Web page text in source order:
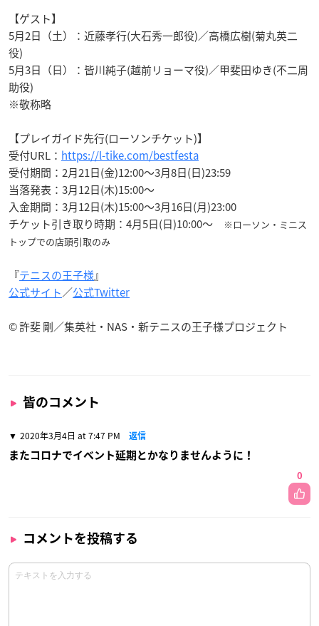
【ゲスト】
5月2日（土）：近藤孝行(大石秀一郎役)／高橋広樹(菊丸英二
役)
5月3日（日）：皆川純子(越前リョーマ役)／甲斐田ゆき(不二周
助役)
※敬称略
【プレイガイド先行(ローソンチケット)】
受付URL： https://l-tike.com/bestfesta
受付期間：2月21日(金)12:00～3月8日(日)23:59
当落発表：3月12日(木)15:00～
入金期間：3月12日(木)15:00～3月16日(月)23:00
チケット引き取り時期：4月5日(日)10:00～
※ローソン・ミニス
トップでの店頭引取のみ
『テニスの王子様』
公式サイト／公式Twitter
© 許斐 剛／集英社・NAS・新テニスの王子様プロジェクト
皆のコメント
2020年3月4日 at 7:47 PM 返信
またコロナでイベント延期とかなりませんように！
0
コメントを投稿する